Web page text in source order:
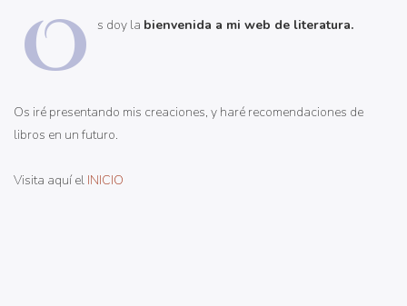
O s doy la bienvenida a mi web de literatura.
Os iré presentando mis creaciones, y haré recomendaciones de
libros en un futuro.
Visita aquí el INICIO